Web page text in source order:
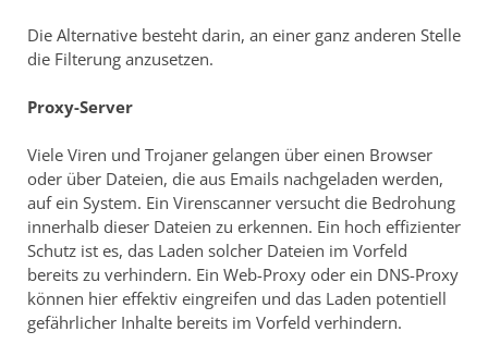
Die Alternative besteht darin, an einer ganz anderen Stelle
die Filterung anzusetzen.
Proxy-Server
Viele Viren und Trojaner gelangen über einen Browser
oder über Dateien, die aus Emails nachgeladen werden,
auf ein System. Ein Virenscanner versucht die Bedrohung
innerhalb dieser Dateien zu erkennen. Ein hoch effizienter
Schutz ist es, das Laden solcher Dateien im Vorfeld
bereits zu verhindern. Ein Web-Proxy oder ein DNS-Proxy
können hier effektiv eingreifen und das Laden potentiell
gefährlicher Inhalte bereits im Vorfeld verhindern.